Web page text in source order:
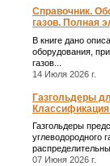
Справочник.
газов. Полная
В книге дано
оборудования,
газов...
14 Июля 2026 г.
Газгольдеры
Газгольдеры
углеводородного
07 Июня 2026 г.